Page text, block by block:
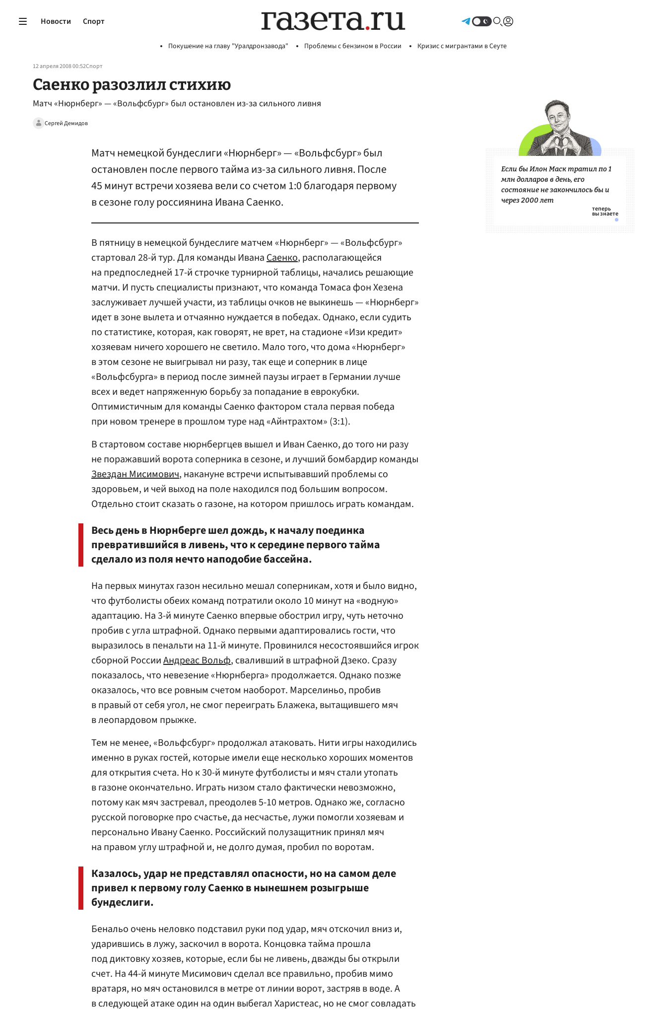
Новости Спорт
Покушение на главу "Уралдронзавода" Проблемы с бензином в России Кризис с мигрантами в Сеуте
12 апреля 2008 00:52Спорт
Саенко разозлил стихию
Матч «Нюрнберг» — «Вольфсбург» был остановлен из-за сильного ливня
Сергей Демидов
Матч немецкой бундеслиги «Нюрнберг» — «Вольфсбург» был
остановлен после первого тайма из-за сильного ливня. После
45 минут встречи хозяева вели со счетом 1:0 благодаря первому
в сезоне голу россиянина Ивана Саенко.
В пятницу в немецкой бундеслиге матчем «Нюрнберг» — «Вольфсбург»
стартовал 28-й тур. Для команды ИванаСаенко, располагающейся
на предпоследней 17-й строчке турнирной таблицы, начались решающие
матчи. И пусть специалисты признают, что команда Томаса фон Хезена
заслуживает лучшей участи, из таблицы очков не выкинешь — «Нюрнберг»
идет в зоне вылета и отчаянно нуждается в победах. Однако, если судить
по статистике, которая, как говорят, не врет, на стадионе «Изи кредит»
хозяевам ничего хорошего не светило. Мало того, что дома «Нюрнберг»
в этом сезоне не выигрывал ни разу, так еще и соперник в лице
«Вольфсбурга» в период после зимней паузы играет в Германии лучше
всех и ведет напряженную борьбу за попадание в еврокубки.
Оптимистичным для команды Саенко фактором стала первая победа
при новом тренере в прошлом туре над «Айнтрахтом» (3:1).
В стартовом составе нюрнбергцев вышел и Иван Саенко, до того ни разу
не поражавший ворота соперника в сезоне, и лучший бомбардир команды
Звездан Мисимович, накануне встречи испытывавший проблемы со
здоровьем, и чей выход на поле находился под большим вопросом.
Отдельно стоит сказать о газоне, на котором пришлось играть командам.
Весь день в Нюрнберге шел дождь, к началу поединка
превратившийся в ливень, что к середине первого тайма
сделало из поля нечто наподобие бассейна.
На первых минутах газон несильно мешал соперникам, хотя и было видно,
что футболисты обеих команд потратили около 10 минут на «водную»
адаптацию. На 3-й минуте Саенко впервые обострил игру, чуть неточно
пробив с угла штрафной. Однако первыми адаптировались гости, что
выразилось в пенальти на 11-й минуте. Провинился несостоявшийся игрок
сборной РоссииАндреас Вольф, сваливший в штрафной Дзеко. Сразу
показалось, что невезение «Нюрнберга» продолжается. Однако позже
оказалось, что все ровным счетом наоборот. Марселиньо, пробив
в правый от себя угол, не смог переиграть Блажека, вытащившего мяч
в леопардовом прыжке.
Тем не менее, «Вольфсбург» продолжал атаковать. Нити игры находились
именно в руках гостей, которые имели еще несколько хороших моментов
для открытия счета. Но к 30-й минуте футболисты и мяч стали утопать
в газоне окончательно. Играть низом стало фактически невозможно,
потому как мяч застревал, преодолев 5-10 метров. Однако же, согласно
русской поговорке про счастье, да несчастье, лужи помогли хозяевам и
персонально Ивану Саенко. Российский полузащитник принял мяч
на правом углу штрафной и, не долго думая, пробил по воротам.
Казалось, удар не представлял опасности, но на самом деле
привел к первому голу Саенко в нынешнем розыгрыше
бундеслиги.
Бенальо очень неловко подставил руки под удар, мяч отскочил вниз и,
ударившись в лужу, заскочил в ворота. Концовка тайма прошла
под диктовку хозяев, которые, если бы не ливень, дважды бы открыли
счет. На 44-й минуте Мисимович сделал все правильно, пробив мимо
вратаря, но мяч остановился в метре от линии ворот, застряв в воде. А
в следующей атаке один на один выбегал Харистеас, но не смог совладать
Если бы Илон Маск тратил по 1
млн долларов в день, его
состояние не закончилось бы и
через 2000 лет